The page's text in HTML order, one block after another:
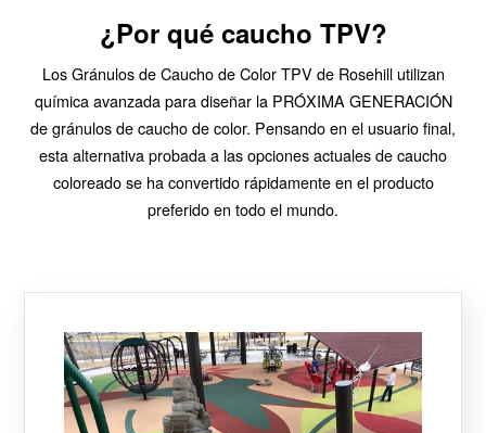
¿Por qué caucho TPV?
Los Gránulos de Caucho de Color TPV de Rosehill utilizan
química avanzada para diseñar la PRÓXIMA GENERACIÓN
de gránulos de caucho de color. Pensando en el usuario final,
esta alternativa probada a las opciones actuales de caucho
coloreado se ha convertido rápidamente en el producto
preferido en todo el mundo.